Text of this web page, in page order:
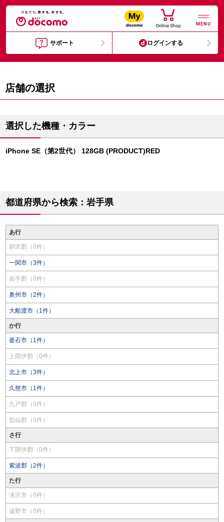
MENU
サポート ログインする
店舗の選択
選択した機種・カラー
iPhone SE（第2世代） 128GB (PRODUCT)RED
都道府県から検索：岩手県
あ行
胆沢郡（0件）
一関市（3件）
岩手郡（0件）
奥州市（2件）
大船渡市（1件）
か行
釜石市（1件）
上閉伊郡（0件）
北上市（3件）
久慈市（1件）
九戸郡（0件）
気仙郡（0件）
さ行
下閉伊郡（0件）
紫波郡（2件）
た行
滝沢市（0件）
遠野市（0件）